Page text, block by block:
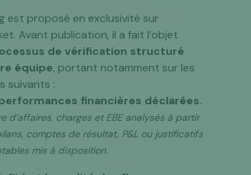
est proposé en exclusivité sur
Avant publication, il a fait l’objet
de vérification structuré
équipe, portant notamment sur les
suivants :
financières déclarées.
d’affaires, charges et EBE analysés à partir
comptes de résultat, P&L ou justificatifs
mis à disposition.